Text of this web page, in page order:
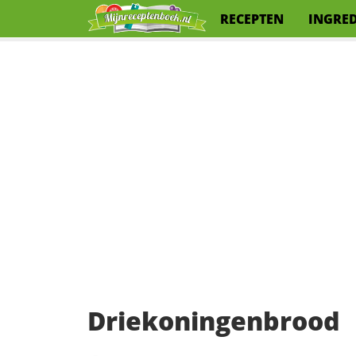
RECEPTEN
Driekoningenbrood